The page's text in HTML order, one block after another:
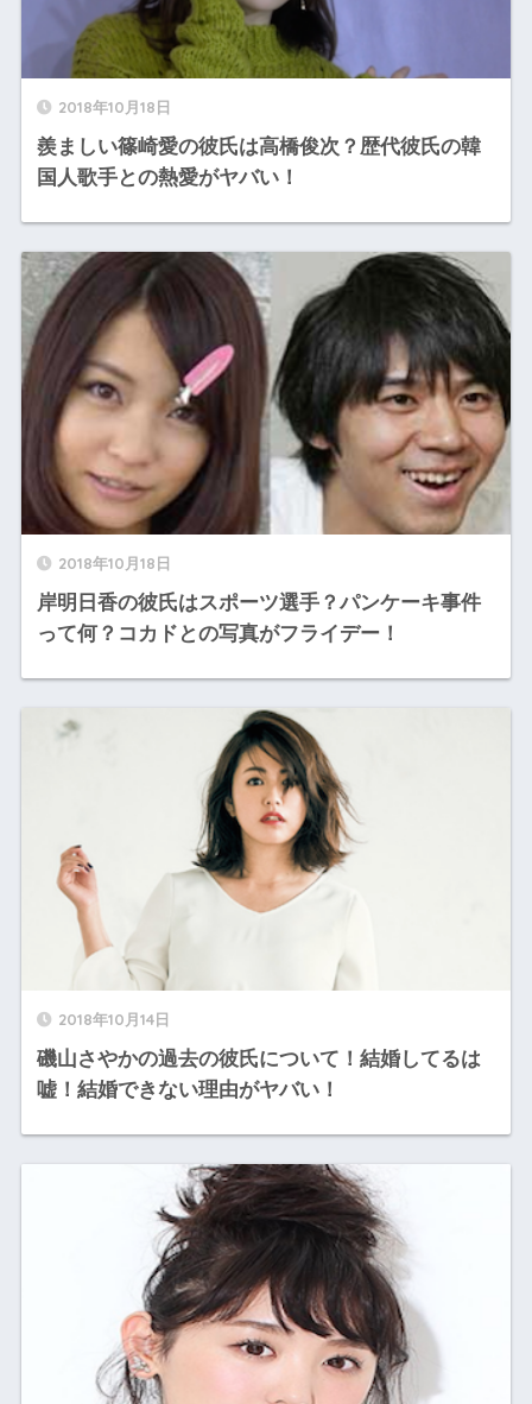
2018年10月18日
羨ましい篠崎愛の彼氏は高橋俊次？歴代彼氏の韓
国人歌手との熱愛がヤバい！
2018年10月18日
岸明日香の彼氏はスポーツ選手？パンケーキ事件
って何？コカドとの写真がフライデー！
2018年10月14日
磯山さやかの過去の彼氏について！結婚してるは
嘘！結婚できない理由がヤバい！